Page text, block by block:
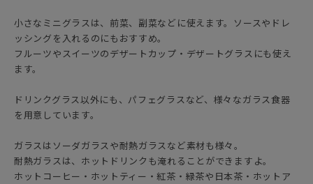
小さなミニグラスは、前菜、副菜などに使えます。ソースやドレ
ッシングを入れるのにもおすすめ。
フルーツやスイーツのデザートカップ・デザートグラスにも使え
ます。
ドリンクグラス以外にも、パフェグラスなど、様々なガラス食器
を用意しています。
ガラスはソーダガラスや耐熱ガラスなど素材も様々。
耐熱ガラスは、ホットドリンクも淹れることができますよ。
ホットコーヒー・ホットティー・紅茶・緑茶や日本茶・ホットア